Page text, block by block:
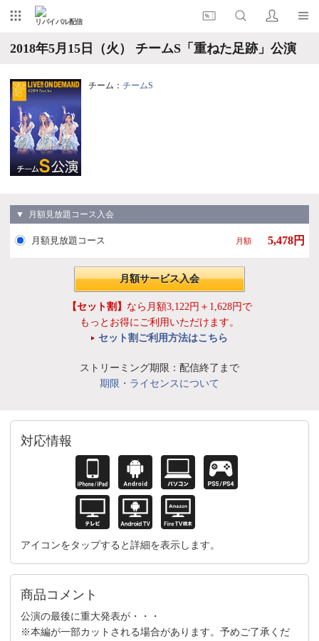
リバイバル配信
2018年5月15日（火） チームS「重ねた足跡」公演
チーム： チームS
▼ 月額見放題コース入会
月額見放題コース 月額 5,478円
月額サービス入会
【セット割】 なら月額3,122円＋1,628円で
もっとお得にご利用いただけます。
セット割ご利用方法はこちら
ストリーミング期限：配信終了まで
期限・ライセンスについて
対応情報
アイコンをタップすると詳細を表示します。
商品コメント
公演の最後に重大発表が・・・
※本編が一部カットされる場合があります。予めご了承くだ